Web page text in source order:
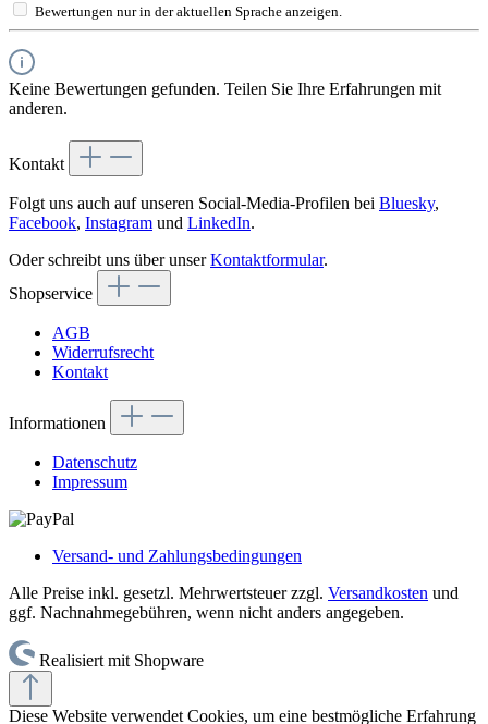
Bewertungen nur in der aktuellen Sprache anzeigen.
Keine Bewertungen gefunden. Teilen Sie Ihre Erfahrungen mit
anderen.
Kontakt
Folgt uns auch auf unseren Social-Media-Profilen bei Bluesky,
Facebook, Instagram und LinkedIn.
Oder schreibt uns über unserKontaktformular.
Shopservice
AGB
Widerrufsrecht
Kontakt
Informationen
Datenschutz
Impressum
Versand- und Zahlungsbedingungen
Alle Preise inkl. gesetzl. Mehrwertsteuer zzgl. Versandkosten und
ggf. Nachnahmegebühren, wenn nicht anders angegeben.
Realisiert mit Shopware
Diese Website verwendet Cookies, um eine bestmögliche Erfahrung